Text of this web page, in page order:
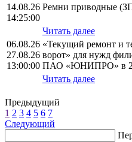
14.08.26
14:25:00
Ремни приводные
Читать далее
06.08.26
27.08.26
13:00:00
«Текущий ремонт и
ворот» для нужд
ПАО «ЮНИПРО» в
Читать далее
Предыдущий
1 2 3 4 5 6 7
Следующий